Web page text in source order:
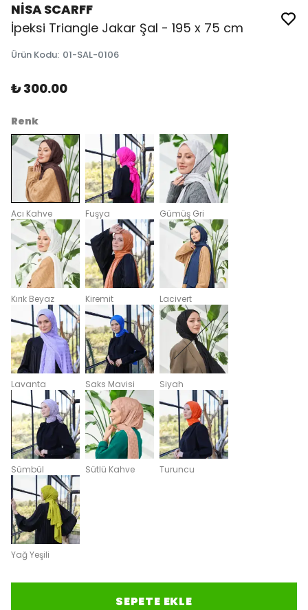
NİSA SCARFF
İpeksi Triangle Jakar Şal - 195 x 75 cm
Ürün Kodu: 01-SAL-0106
₺ 300.00
Renk
Acı Kahve Fuşya Gümüş Gri
Kırık Beyaz Kiremit Lacivert
Lavanta Saks Mavisi Siyah
Sümbül Sütlü Kahve Turuncu
Yağ Yeşili
SEPETE EKLE